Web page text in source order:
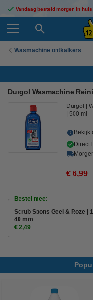
Vandaag besteld morgen in
Wasmachine ontkalkers
Durgol Wasmachine
Durgol
500 ml
Bekijk
Direct
€ 6,99
Bestel mee:
Scrub Spons Geel & Roze |
40 mm
€ 2,49